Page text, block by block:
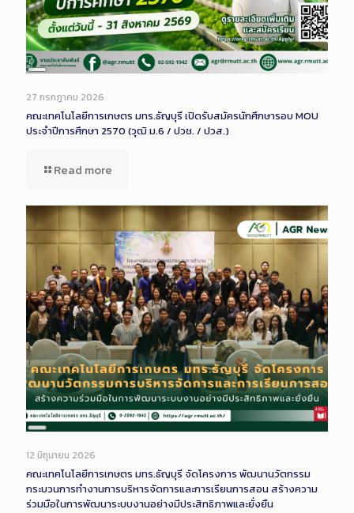
Long
Description
27 กรกฎาคม 2026
คณะเทคโนโลยีการเกษตร มทร.ธัญบุรี เปิดรับสมัครนักศึกษารอบ MOU
ประจำปีการศึกษา 2570 (วุฒิ ม.6 / ปวช. / ปวส.)
Read more
Long
Description
12 มิถุนายน 2026
คณะเทคโนโลยีการเกษตร มทร.ธัญบุรี จัดโครงการ พัฒนานวัตกรรม
กระบวนการทำงานการบริหารจัดการและการเรียนการสอน สร้างความ
ร่วมมือในการพัฒนาระบบงานอย่างมีประสิทธิภาพและยั่งยืน